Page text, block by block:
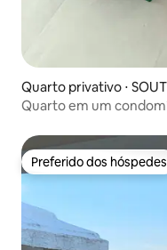
Quarto privativo ⋅
Quarto em um
Preferido dos hóspedes
Preferido dos hóspedes